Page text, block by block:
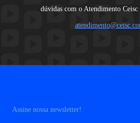
dúvidas com o Atendimento
Assine nossa newsletter!